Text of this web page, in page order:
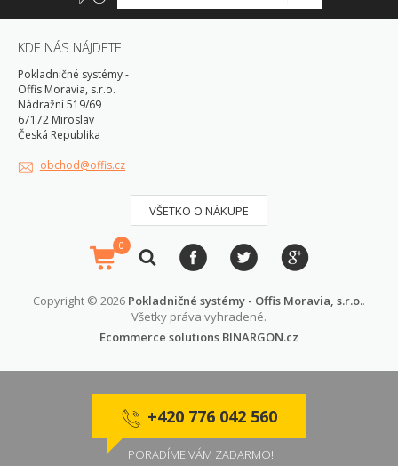
KDE NÁS NÁJDETE
Pokladničné systémy -
Offis Moravia, s.r.o.
Nádražní 519/69
67172 Miroslav
Česká Republika
obchod@offis.cz
VŠETKO O NÁKUPE
0
Copyright © 2026 Pokladničné systémy - Offis Moravia, s.r.o..
Všetky práva vyhradené.
Ecommerce solutions BINARGON.cz
+420 776 042 560
PORADÍME VÁM ZADARMO!